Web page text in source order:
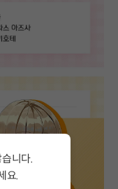
니다.
요.